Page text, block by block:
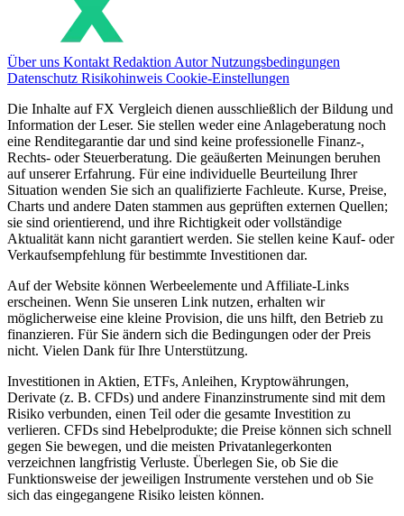
Über uns Kontakt Redaktion AutorNutzungsbedingungen
Datenschutz Risikohinweis Cookie-Einstellungen
Die Inhalte auf FX Vergleich dienen ausschließlich der Bildung und
Information der Leser. Sie stellen weder eine Anlageberatung noch
eine Renditegarantie dar und sind keine professionelle Finanz-,
Rechts- oder Steuerberatung. Die geäußerten Meinungen beruhen
auf unserer Erfahrung. Für eine individuelle Beurteilung Ihrer
Situation wenden Sie sich an qualifizierte Fachleute. Kurse, Preise,
Charts und andere Daten stammen aus geprüften externen Quellen;
sie sind orientierend, und ihre Richtigkeit oder vollständige
Aktualität kann nicht garantiert werden. Sie stellen keine Kauf- oder
Verkaufsempfehlung für bestimmte Investitionen dar.
Auf der Website können Werbeelemente und Affiliate-Links
erscheinen. Wenn Sie unseren Link nutzen, erhalten wir
möglicherweise eine kleine Provision, die uns hilft, den Betrieb zu
finanzieren. Für Sie ändern sich die Bedingungen oder der Preis
nicht. Vielen Dank für Ihre Unterstützung.
Investitionen in Aktien, ETFs, Anleihen, Kryptowährungen,
Derivate (z. B. CFDs) und andere Finanzinstrumente sind mit dem
Risiko verbunden, einen Teil oder die gesamte Investition zu
verlieren. CFDs sind Hebelprodukte; die Preise können sich schnell
gegen Sie bewegen, und die meisten Privatanlegerkonten
verzeichnen langfristig Verluste. Überlegen Sie, ob Sie die
Funktionsweise der jeweiligen Instrumente verstehen und ob Sie
sich das eingegangene Risiko leisten können.